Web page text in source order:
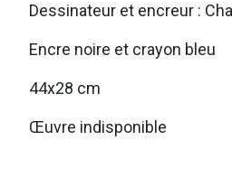
Dessinateur et encreur :
Encre noire et crayon bleu
44x28 cm
Œuvre indisponible